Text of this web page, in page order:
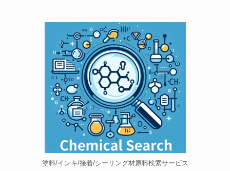
塗料/インキ/接着/シーリング材原料検索サービス